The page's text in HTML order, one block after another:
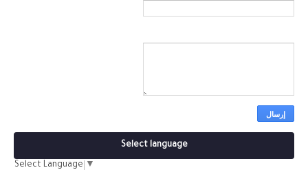
Select language
Select Language ▼